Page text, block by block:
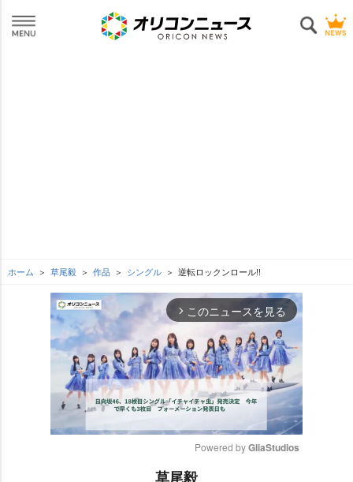
ホーム 草尾毅 作品 シングル 逆転ロックンロール!!
arrow_forward_ios このニュースを見る
Powered by GliaStudios
草尾毅